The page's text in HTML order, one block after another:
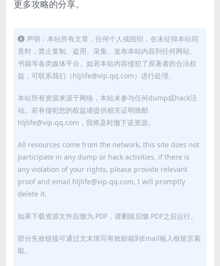
更多攻略的分享。
声明：本站所有文章，任何个人或组织，在未征得本站同
意时，禁止复制、盗用、采集、发布本站内容到任何网站、
书籍等各类媒体平台。如若本站内容侵犯了原著者的合法权
益，可联系我们（hljlife@vip.qq.com）进行处理。
本站所有资源来源于网络，本站未参与任何dump或hack活
动。若有侵犯您的权益请提供相关证明致邮
hljlife@vip.qq.com，我将及时撤下该资源。
All resources come from the network, this site does not
participate in any dump or hack activities, if there is
any violation of your rights, please provide relevant
proof and email hljlife@vip.qq.com, I will promptly
delete it.
如果下载资源文件后缀为.PDF，请删除后缀.PDF之后运行。
部分失效链接可通过文末填写有效邮箱到Email输入框留言索
取。